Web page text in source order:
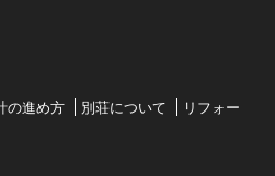
の進め方 別荘について
リフォー